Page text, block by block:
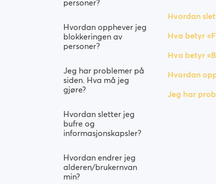
personer?
Hvordan opphever jeg
blokkeringen av
personer?
Jeg har problemer på
siden. Hva må jeg
gjøre?
Hvordan sletter jeg
bufre og
informasjonskapsler?
Hvordan endrer jeg
alderen/brukernvan
min?
Hvordan
Hva betyr
Hva betyr
Hvordan
Jeg har